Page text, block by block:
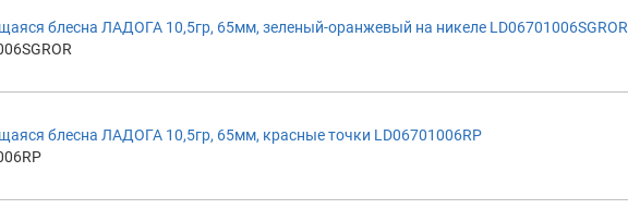
блесна ЛАДОГА 10,5гр, 65мм, зеленый-оранжевый на никеле LD06701006SGROR
блесна ЛАДОГА 10,5гр, 65мм, красные точки LD06701006RP